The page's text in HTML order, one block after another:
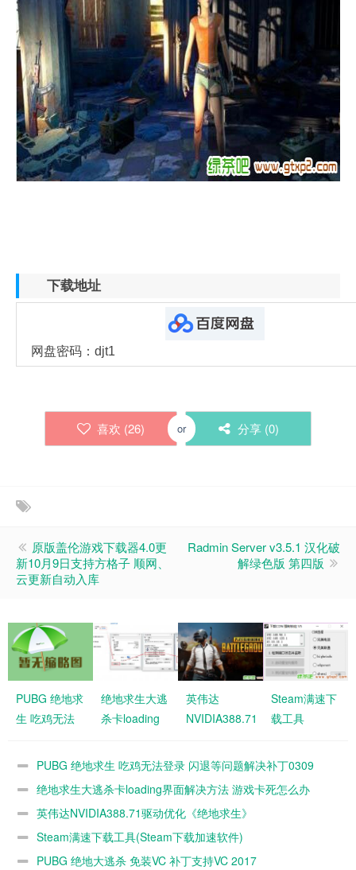
下载地址
网盘密码：djt1
喜欢 (26) or 分享 (0)
原版盖伦游戏下载器4.0更
新10月9日支持方格子 顺网、
云更新自动入库
Radmin Server v3.5.1 汉化破
解绿色版 第四版
PUBG 绝地求
生 吃鸡无法
问题解决补丁
绝地求生大逃
杀卡loading
游戏卡死怎么
英伟达
NVIDIA388.71
地求生》
Steam满速下
载工具
加速软件)
PUBG 绝地求生 吃鸡无法登录 闪退等问题解决补丁0309
绝地求生大逃杀卡loading界面解决方法 游戏卡死怎么办
英伟达NVIDIA388.71驱动优化《绝地求生》
Steam满速下载工具(Steam下载加速软件)
PUBG 绝地大逃杀 免装VC 补丁支持VC 2017